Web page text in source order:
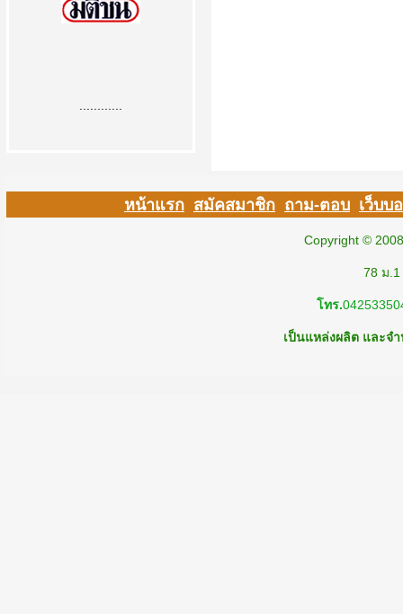
หน้าแรก สมัคสมาชิก ถาม-ตอบ เว็บบ
Copyright ©
78 ม
โทร.
เป็นแหล่งผลิต และจ